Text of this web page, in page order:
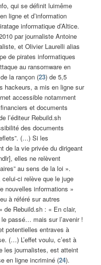
qui se définit luimême
ligne et d’information
informatique d’Altice.
par journaliste Antoine
et Olivier Laurelli alias
de pirates informatiques
au ransomware en
la rançon (23) de 5,5
hackeurs, a mis en ligne sur
accessible notamment
et documents
l’éditeur Rebuild.sh
des documents
(…) Si les
de la vie privée du dirigeant
elles ne relèvent
au sens de la loi ».
ci relève que le juge
nouvelles informations »
à référé sur autres
de Rebuild.sh : « En clair,
passé… mais sur l’avenir !
potentielles entraves à
(…) L’effet voulu, c’est à
les journalistes, est atteint
en ligne incriminé (24).